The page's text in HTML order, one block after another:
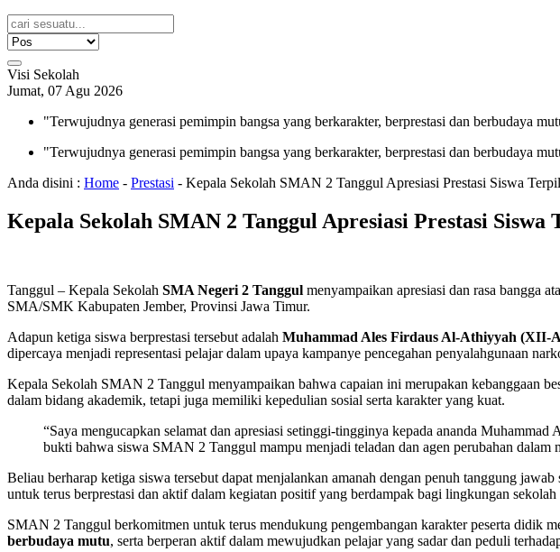
Visi Sekolah
Jumat, 07 Agu 2026
"Terwujudnya generasi pemimpin bangsa yang berkarakter, berprestasi dan berbudaya
"Terwujudnya generasi pemimpin bangsa yang berkarakter, berprestasi dan berbudaya
Anda disini : Home - Prestasi - Kepala Sekolah SMAN 2 Tanggul Apresiasi Prestasi Siswa
Kepala Sekolah SMAN 2 Tanggul Apresiasi Prestasi
Tanggul – Kepala Sekolah SMA Negeri 2 Tanggul menyampaikan apresiasi dan rasa bangga
SMA/SMK Kabupaten Jember, Provinsi Jawa Timur.
Adapun ketiga siswa berprestasi tersebut adalah Muhammad Ales Firdaus Al-Athiyyah (XII-
dipercaya menjadi representasi pelajar dalam upaya kampanye pencegahan penyalahgunaan
Kepala Sekolah SMAN 2 Tanggul menyampaikan bahwa capaian ini merupakan kebanggaan
dalam bidang akademik, tetapi juga memiliki kepedulian sosial serta karakter yang kuat.
“Saya mengucapkan selamat dan apresiasi setinggi-tingginya kepada ananda
bukti bahwa siswa SMAN 2 Tanggul mampu menjadi teladan dan agen perubahan dalam
Beliau berharap ketiga siswa tersebut dapat menjalankan amanah dengan penuh tanggung
untuk terus berprestasi dan aktif dalam kegiatan positif yang berdampak bagi lingkungan sekolah
SMAN 2 Tanggul berkomitmen untuk terus mendukung pengembangan karakter peserta didik
berbudaya mutu, serta berperan aktif dalam mewujudkan pelajar yang sadar dan peduli